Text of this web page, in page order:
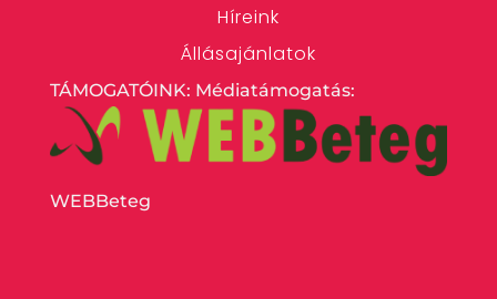
Híreink
Állásajánlatok
TÁMOGATÓINK: Médiatámogatás:
WEBBeteg